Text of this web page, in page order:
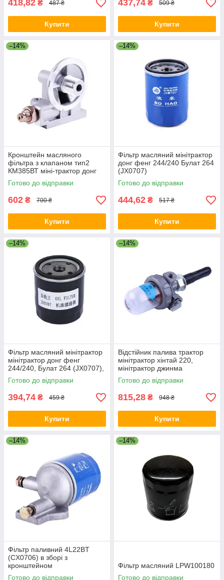
418,82 ₴ 487 ₴
Купити
437,74 ₴ 509 ₴
Купити
–14%
Кронштейн масляного
фільтра з клапаном тип2
КМ385ВТ міні-трактор донг
фенг 240/244, міні-трактор
донг фотон 240/244, міні-
Готово до відправки
602 ₴ 700 ₴
Купити
–14%
Фільтр масляний мінітрактор
донг фенг 244/240 Булат 264
(JX0707)
Готово до відправки
444,62 ₴ 517 ₴
Купити
–14%
Фільтр масляний мінітрактор
мінітрактор донг фенг
244/240, Булат 264 (JX0707),
різьблення М20
Готово до відправки
394,74 ₴ 459 ₴
Купити
–14%
Відстійник палива трактор
мінітрактор хінтай 220,
мінітрактор джинма
Готово до відправки
815,28 ₴ 948 ₴
Купити
–14%
Фільтр паливний 4L22BT
(CX0706) в зборі з
кронштейном
Готово до відправки
–14%
Фільтр масляний LPW100180
Готово до відправки